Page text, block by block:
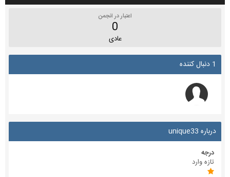
اعتبار در انجمن
0
عادی
1 دنبال کننده
درباره unique33
درجه
تازه وارد